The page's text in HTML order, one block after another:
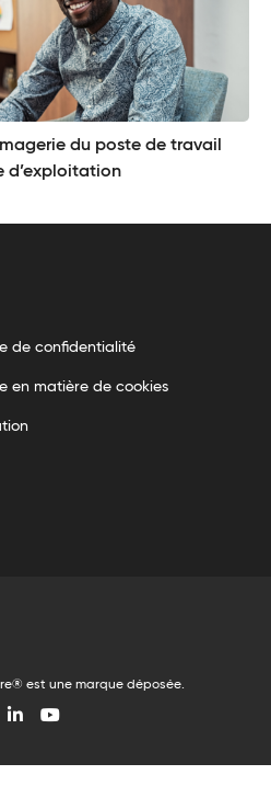
du poste de travail
d’exploitation
de confidentialité
en matière de cookies
est une marque déposée.